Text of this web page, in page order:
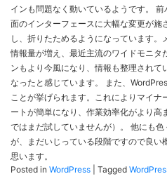
インも問題なく動いているようです。
面のインターフェースに大幅な変更が施
し、折りたためるようになっています
情報量が増え、最近主流のワイドモニタ
ンもより今風になり、情報も整理されて
なったと感じています。 また、
ことが挙げられます。これによりマイ
ートが簡単になり、作業効率化がより高
ではまだ試していませんが）。 他にも
が、まだいじっている段階ですので良い
思います。
Posted in WordPress Tagged